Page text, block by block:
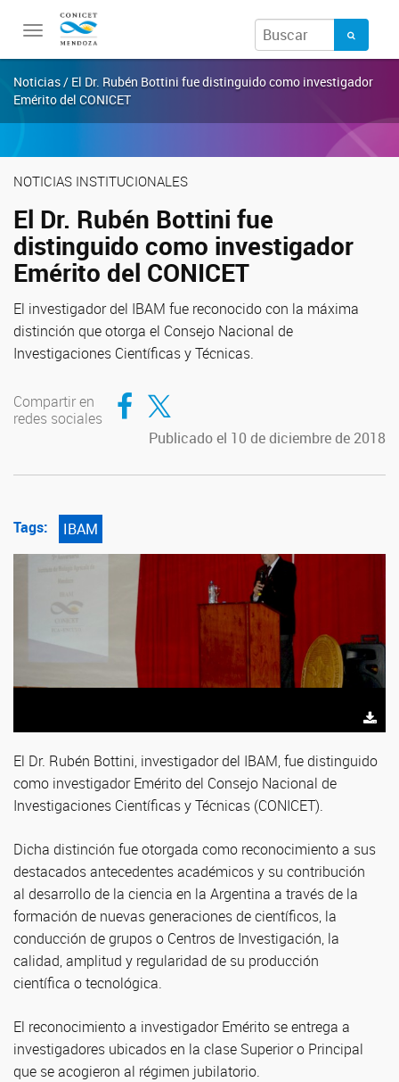
Toggle
navigation
Noticias / El Dr. Rubén Bottini fue distinguido como investigador
Emérito del CONICET
NOTICIAS INSTITUCIONALES
El Dr. Rubén Bottini fue
distinguido como investigador
Emérito del CONICET
El investigador del IBAM fue reconocido con la máxima
distinción que otorga el Consejo Nacional de
Investigaciones Científicas y Técnicas.
Compartir en
redes sociales
Compartir en Facebook
Compartir en Twitter
Publicado el 10 de diciembre de 2018
Tags: IBAM
El Dr. Rubén Bottini, investigador del IBAM, fue distinguido
como investigador Emérito del Consejo Nacional de
Investigaciones Científicas y Técnicas (CONICET).
Dicha distinción fue otorgada como reconocimiento a sus
destacados antecedentes académicos y su contribución
al desarrollo de la ciencia en la Argentina a través de la
formación de nuevas generaciones de científicos, la
conducción de grupos o Centros de Investigación, la
calidad, amplitud y regularidad de su producción
científica o tecnológica.
El reconocimiento a investigador Emérito se entrega a
investigadores ubicados en la clase Superior o Principal
que se acogieron al régimen jubilatorio.